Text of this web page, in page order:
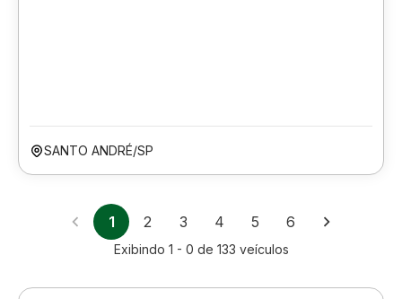
SANTO ANDRÉ/SP
1 2 3 4 5 6
Exibindo 1 - 0 de 133 veículos